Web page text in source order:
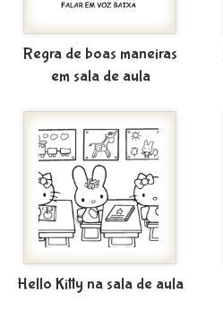
Regra de boas maneiras
em sala de aula
Hello Kitty na sala de aula